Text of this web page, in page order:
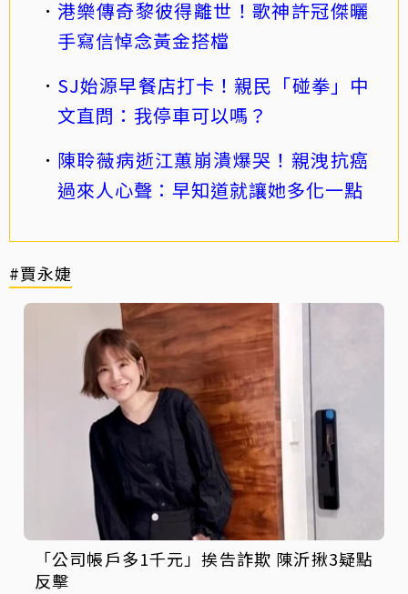
港樂傳奇黎彼得離世！歌神許冠傑曬
手寫信悼念黃金搭檔
SJ始源早餐店打卡！親民「碰拳」中
文直問：我停車可以嗎？
陳聆薇病逝江蕙崩潰爆哭！親洩抗癌
過來人心聲：早知道就讓她多化一點
#賈永婕
「公司帳戶多1千元」挨告詐欺 陳沂揪3疑點
反擊